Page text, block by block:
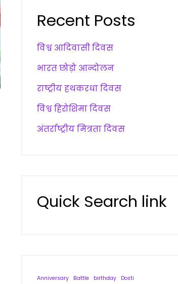
Recent Posts
विश्व आदिवासी दिवस
भारत छोड़ो आन्दोलन
राष्ट्रीय हथकरधा दिवस
विश्व हिरोशिमा दिवस
अंतर्राष्ट्रीय मित्रता दिवस
Quick Search link
Anniversary Battle birthday Dosti